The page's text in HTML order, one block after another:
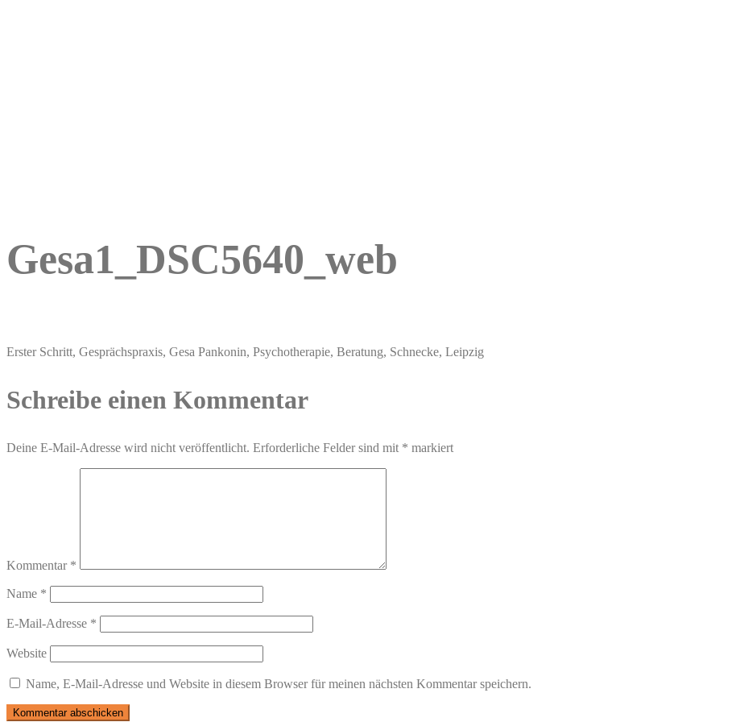
Gesa1_DSC5640_web
Erster Schritt, Gesprächspraxis, Gesa Pankonin, Psychotherapie, Beratung, Schnecke, Leipzig
Schreibe einen Kommentar
Deine E-Mail-Adresse wird nicht veröffentlicht. Erforderliche Felder sind mit * markiert
Kommentar *
Name *
E-Mail-Adresse *
Website
Name, E-Mail-Adresse und Website in diesem Browser für meinen nächsten Kommentar speichern.